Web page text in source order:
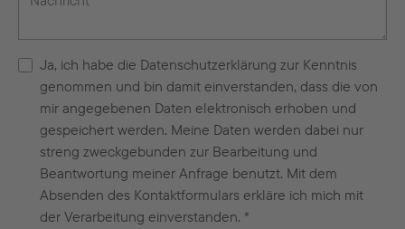
Ja, ich habe die Datenschutzerklärung zur Kenntnis
genommen und bin damit einverstanden, dass die von
mir angegebenen Daten elektronisch erhoben und
gespeichert werden. Meine Daten werden dabei nur
streng zweckgebunden zur Bearbeitung und
Beantwortung meiner Anfrage benutzt. Mit dem
Absenden des Kontaktformulars erkläre ich mich mit
der Verarbeitung einverstanden. *